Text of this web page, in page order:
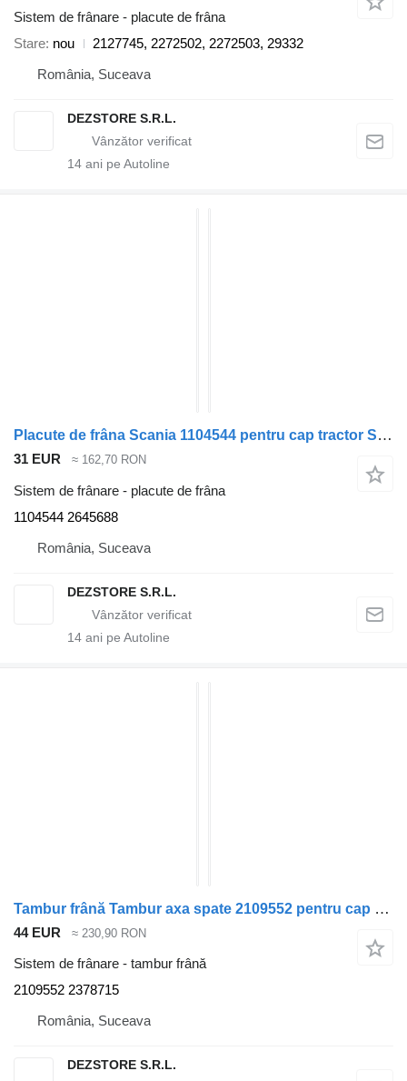
Sistem de frânare - placute de frâna
Stare nou
2127745, 2272502, 2272503, 29332
România, Suceava
DEZSTORE S.R.L.
14 ani pe Autoline
Placute de frâna Scania 1104544 pentru cap tractor Scania
31 EUR ≈ 162,70 RON
Sistem de frânare - placute de frâna
1104544 2645688
România, Suceava
DEZSTORE S.R.L.
14 ani pe Autoline
Tambur frână Tambur axa spate 2109552 pentru cap tractor Scania
44 EUR ≈ 230,90 RON
Sistem de frânare - tambur frână
2109552 2378715
România, Suceava
DEZSTORE S.R.L.